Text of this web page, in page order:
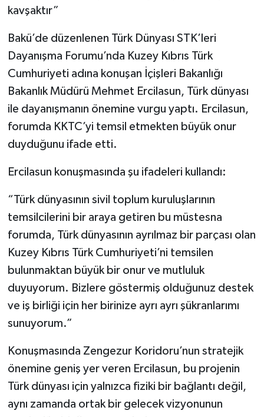
kavşaktır”
Bakü’de düzenlenen Türk Dünyası STK’leri
Dayanışma Forumu’nda Kuzey Kıbrıs Türk
Cumhuriyeti adına konuşan İçişleri Bakanlığı
Bakanlık Müdürü Mehmet Ercilasun, Türk dünyası
ile dayanışmanın önemine vurgu yaptı. Ercilasun,
forumda KKTC’yi temsil etmekten büyük onur
duyduğunu ifade etti.
Ercilasun konuşmasında şu ifadeleri kullandı:
“Türk dünyasının sivil toplum kuruluşlarının
temsilcilerini bir araya getiren bu müstesna
forumda, Türk dünyasının ayrılmaz bir parçası olan
Kuzey Kıbrıs Türk Cumhuriyeti’ni temsilen
bulunmaktan büyük bir onur ve mutluluk
duyuyorum. Bizlere göstermiş olduğunuz destek
ve iş birliği için her birinize ayrı ayrı şükranlarımı
sunuyorum.”
Konuşmasında Zengezur Koridoru’nun stratejik
önemine geniş yer veren Ercilasun, bu projenin
Türk dünyası için yalnızca fiziki bir bağlantı değil,
aynı zamanda ortak bir gelecek vizyonunun